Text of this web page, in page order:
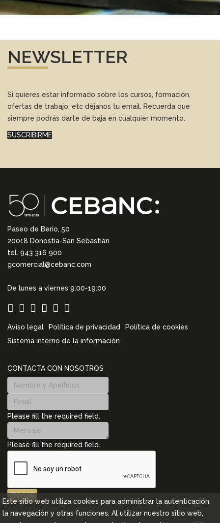
NEWSLETTER
Si quieres estar informado sobre los cursos, formación,
ofertas de trabajo, etc déjanos tu email. Recuerda que
siempre podrás darte de baja en cualquier momento.
SUSCRIBIRME
Paseo de Berio, 50
20018 Donostia-San Sebastián
tel. 943 316 900
gcomercial@cebanc.com
De lunes a viernes 9:00-19:00
Aviso legal Política de privacidad
Política de cookies
Sistema interno de la información
CONTACTA CON NOSOTROS
Please fill the required field.
Please fill the required field.
ENVIAR
Este sitio web utiliza cookies para administrar la autenticación,
la navegación y otras funciones. Al utilizar nuestro sitio web,